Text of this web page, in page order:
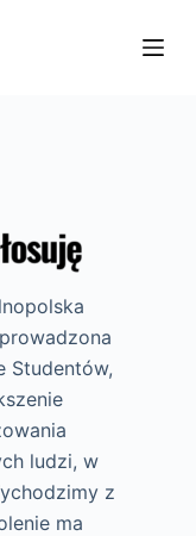
Studentów,
ludzi, w
z
ma